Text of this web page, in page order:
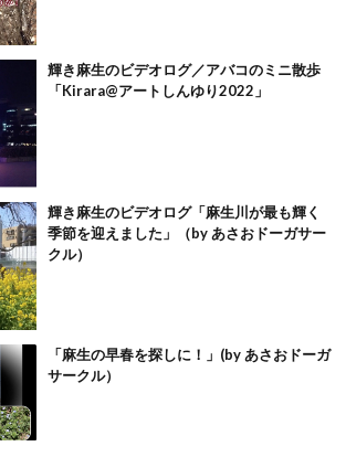
輝き麻生のビデオログ／アバコのミニ散歩
「Kirara@アートしんゆり2022」
輝き麻生のビデオログ「麻生川が最も輝く
季節を迎えました」（by あさおドーガサー
クル）
「麻生の早春を探しに！」(by あさおドーガ
サークル）